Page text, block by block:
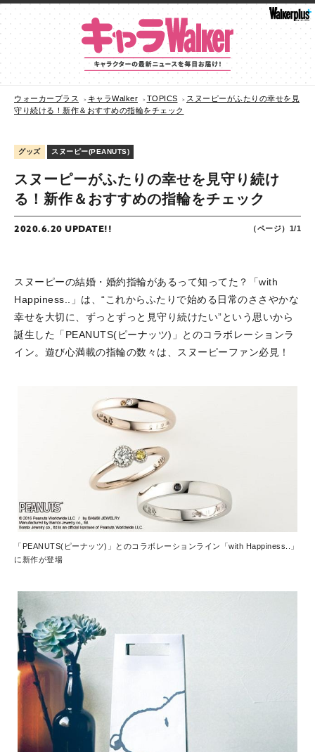
ウォーカープラス キャラWalker TOPICS
スヌーピーがふたりの幸せを見
守り続ける！新作＆おすすめの指輪をチェック
グッズ スヌーピー(PEANUTS)
スヌーピーがふたりの幸せを見守り続け
る！新作＆おすすめの指輪をチェック
2020.6.20 UPDATE!! （ページ）1/1
スヌーピーの結婚・婚約指輪があるって知ってた？「with
Happiness..」は、“これからふたりで始める日常のささやかな
幸せを大切に、ずっとずっと見守り続けたい”という思いから
誕生した「PEANUTS(ピーナッツ)」とのコラボレーションラ
イン。遊び心満載の指輪の数々は、スヌーピーファン必見！
「PEANUTS(ピーナッツ)」とのコラボレーションライン「with Happiness..」
に新作が登場